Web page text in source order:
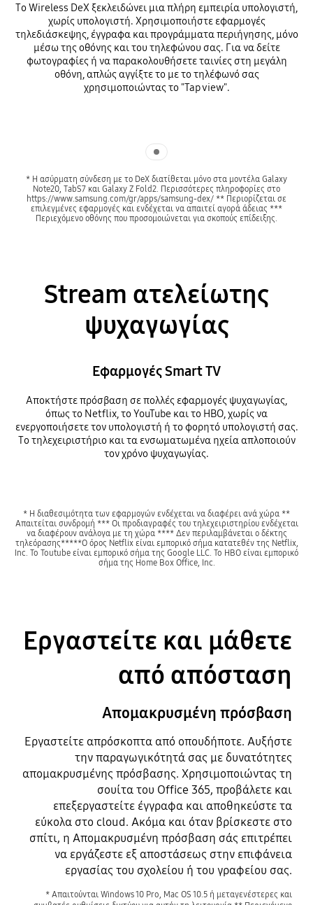
Το Wireless DeX ξεκλειδώνει μια πλήρη εμπειρία υπολογιστή,
χωρίς υπολογιστή. Χρησιμοποιήστε εφαρμογές
τηλεδιάσκεψης, έγγραφα και προγράμματα περιήγησης, μόνο
μέσω της οθόνης και του τηλεφώνου σας. Για να δείτε
φωτογραφίες ή να παρακολουθήσετε ταινίες στη μεγάλη
οθόνη, απλώς αγγίξτε το με το τηλέφωνό σας
χρησιμοποιώντας το "Tap view".
* Η ασύρματη σύνδεση με το DeX διατίθεται μόνο στα μοντέλα Galaxy
Note20, TabS7 και Galaxy Z Fold2. Περισσότερες πληροφορίες στο
https://www.samsung.com/gr/apps/samsung-dex/ ** Περιορίζεται σε
επιλεγμένες εφαρμογές και ενδέχεται να απαιτεί αγορά άδειας ***
Περιεχόμενο οθόνης που προσομοιώνεται για σκοπούς επίδειξης.
Stream ατελείωτης
ψυχαγωγίας
Εφαρμογές Smart TV
Αποκτήστε πρόσβαση σε πολλές εφαρμογές ψυχαγωγίας,
όπως το Netflix, το YouTube και το HBO, χωρίς να
ενεργοποιήσετε τον υπολογιστή ή το φορητό υπολογιστή σας.
Το τηλεχειριστήριο και τα ενσωματωμένα ηχεία απλοποιούν
τον χρόνο ψυχαγωγίας.
* Η διαθεσιμότητα των εφαρμογών ενδέχεται να διαφέρει ανά χώρα **
Απαιτείται συνδρομή *** Οι προδιαγραφές του τηλεχειριστηρίου ενδέχεται
να διαφέρουν ανάλογα με τη χώρα **** Δεν περιλαμβάνεται ο δέκτης
τηλεόρασης*****Ο όρος Netflix είναι εμπορικό σήμα κατατεθέν της Netflix,
Inc. To Toutube είναι εμπορικό σήμα της Google LLC. To HBO είναι εμπορικό
σήμα της Home Box Office, Inc.
Εργαστείτε και μάθετε
από απόσταση
Απομακρυσμένη πρόσβαση
Εργαστείτε απρόσκοπτα από οπουδήποτε. Αυξήστε
την παραγωγικότητά σας με δυνατότητες
απομακρυσμένης πρόσβασης. Χρησιμοποιώντας τη
σουίτα του Office 365, προβάλετε και
επεξεργαστείτε έγγραφα και αποθηκεύστε τα
εύκολα στο cloud. Ακόμα και όταν βρίσκεστε στο
σπίτι, η Απομακρυσμένη πρόσβαση σάς επιτρέπει
να εργάζεστε εξ αποστάσεως στην επιφάνεια
εργασίας του σχολείου ή του γραφείου σας.
* Απαιτούνται Windows 10 Pro, Mac OS 10.5 ή μεταγενέστερες και